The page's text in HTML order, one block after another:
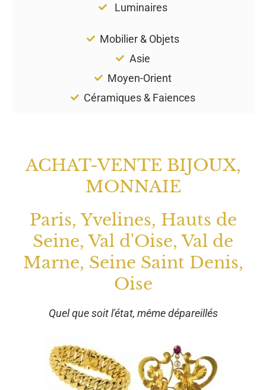
Luminaires
Mobilier & Objets
Asie
Moyen-Orient
Céramiques & Faiences
ACHAT-VENTE BIJOUX,
MONNAIE
Paris, Yvelines, Hauts de
Seine, Val d'Oise, Val de
Marne, Seine Saint Denis,
Oise
Quel que soit l'état, même dépareillés